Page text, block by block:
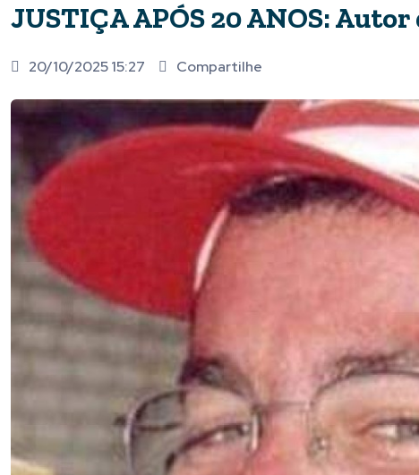
JUSTIÇA APÓS 20 ANOS:
20/10/2025 15:27 Compartilhe